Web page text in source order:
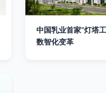
中国乳业首家“灯塔
数智化变革